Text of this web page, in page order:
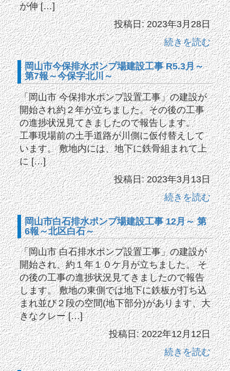
が伸 […]
投稿日: 2023年3月28日
続きを読む
岡山市今保排水ポンプ場建設工事 R5.3月～
第7報～今保字北川～
「岡山市 今保排水ポンプ設置工事」の建設が
開始され約２年が立ちました。その後の工事
の進捗状況見てきましたので報告します。
工事現場前の土手道路が川側に仮付替えして
います。 敷地内には、地下に鉄骨組まれて上
に […]
投稿日: 2023年3月13日
続きを読む
岡山市白石排水ポンプ場建設工事 12月～ 第
6報～北区白石～
「岡山市 白石排水ポンプ設置工事」の建設が
開始され、約１年１０ケ月が立ちました。 そ
の後の工事の進捗状況見てきましたので報告
します。 敷地の東側では地下に鉄板が打ち込
まれ並び２段の空間(地下部分)があります、大
きなクレー […]
投稿日: 2022年12月12日
続きを読む